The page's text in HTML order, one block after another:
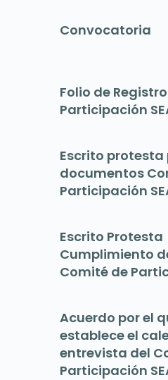
Convocatoria
Folio de
Participación
Escrito
documentos
Participación
Escrito Protesta
Cumplimiento
Comité de
Acuerdo por el
establece el
entrevista del
Participación